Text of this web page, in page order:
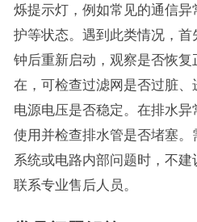
烁提示灯，例如常见的通信
护等状态。遇到此类情况，
钟后重新启动，观察是否恢
在，可检查过滤网是否过脏、
电源电压是否稳定。在排水
使用并检查排水管是否堵塞
系统或电路内部问题时，不
联系专业售后人员。